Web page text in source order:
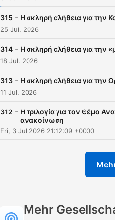
315 - Η σκληρή αλήθεια για την
25 Jul. 2026
314 - Η σκληρή αλήθεια για την
18 Jul. 2026
313 - Η σκληρή αλήθεια για την
11 Jul. 2026
312 - H τριλογία για τον Θέμο
ανακοίνωση
Fri, 3 Jul 2026 21:12:09 +0000
Mehr